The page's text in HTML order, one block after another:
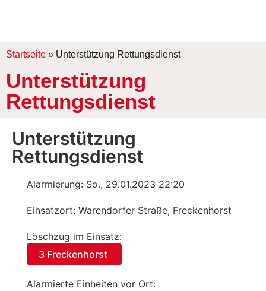
Startseite » Unterstützung Rettungsdienst
Unterstützung
Rettungsdienst
Unterstützung
Rettungsdienst
Alarmierung: So., 29.01.2023 22:20
Einsatzort: Warendorfer Straße, Freckenhorst
Löschzug im Einsatz:
3 Freckenhorst
Alarmierte Einheiten vor Ort: